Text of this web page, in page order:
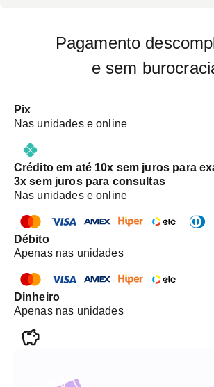
Pagamento
e sem
Pix
Nas unidades e online
Crédito em até 10x sem juros para
3x sem juros para consultas
Nas unidades e online
Débito
Apenas nas unidades
Dinheiro
Apenas nas unidades